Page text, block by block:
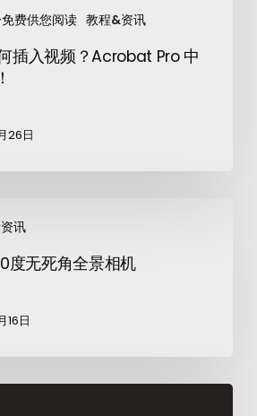
费供您阅读 教程&资讯
插入视频？Acrobat Pro 中
26日
讯
度无死角全景相机
16日